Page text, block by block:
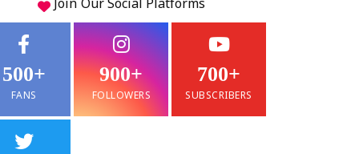
Join OurSocial Platforms
500+
FANS
900+
FOLLOWERS
700+
SUBSCRIBERS